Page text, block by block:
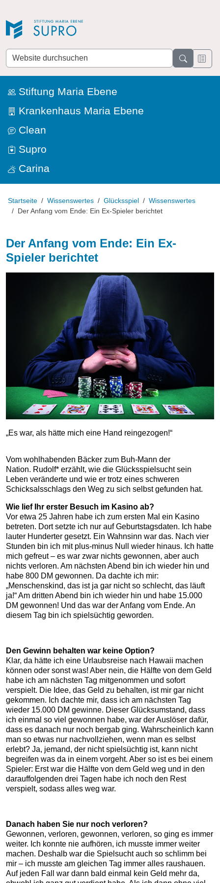
Website
durchsuchen
Stiftung Maria Ebene
Krankenhaus Maria Ebene
Clean
Supro
Carina
Startseite Wissenswertes Glücksspiel
Wissenswertes
Der Anfang vom Ende: Ein Ex-Spieler berichtet
Der Anfang vom Ende: Ein Ex-
Spieler berichtet
„Es war, als hätte mich eine Hand reingezogen!“
Vom wohlhabenden Bäcker zum Buh-Mann der
Nation. Rudolf* erzählt, wie die Glücksspielsucht sein
Leben veränderte und wie er trotz eines schweren
Schicksalsschlags den Weg zu sich selbst gefunden hat.
Wie lief Ihr erster Besuch im Kasino ab?
Vor etwa 25 Jahren habe ich zum ersten Mal ein Kasino
betreten. Dort setzte ich nur auf Geburtstagsdaten. Ich habe
lauter Hunderter gesetzt. Ein Wahnsinn war das. Nach vier
Stunden bin ich mit plus-minus Null wieder hinaus. Ich hatte
mich gefreut – es war zwar nichts gewonnen, aber auch
nichts verloren. Am nächsten Abend bin ich wieder hin und
habe 800 DM gewonnen. Da dachte ich mir:
„Menschenskind, das ist ja gar nicht so schlecht, das läuft
ja!“ Am dritten Abend bin ich wieder hin und habe 15.000
DM gewonnen! Und das war der Anfang vom Ende. An
diesem Tag bin ich spielsüchtig geworden.
Den Gewinn behalten war keine Option?
Klar, da hätte ich eine Urlaubsreise nach Hawaii machen
können oder sonst was! Aber nein, die Hälfte von dem Geld
habe ich am nächsten Tag mitgenommen und sofort
verspielt. Die Idee, das Geld zu behalten, ist mir gar nicht
gekommen. Ich dachte mir, dass ich am nächsten Tag
wieder 15.000 DM gewinne. Dieser Glücksumstand, dass
ich einmal so viel gewonnen habe, war der Auslöser dafür,
dass es danach nur noch bergab ging. Wahrscheinlich kann
man so etwas nur nachvollziehen, wenn man es selbst
erlebt? Ja, jemand, der nicht spielsüchtig ist, kann nicht
begreifen was da in einem vorgeht. Aber so ist es bei einem
Spieler: Erst war die Hälfte von dem Geld weg und in den
darauffolgenden drei Tagen habe ich noch den Rest
verspielt, sodass alles weg war.
Danach haben Sie nur noch verloren?
Gewonnen, verloren, gewonnen, verloren, so ging es immer
weiter. Ich konnte nie aufhören, ich musste immer weiter
machen. Deshalb war die Spielsucht auch so schlimm bei
mir – ich musste am gleichen Tag immer alles raushauen.
Auf jeden Fall war dann bald einmal kein Geld mehr da,